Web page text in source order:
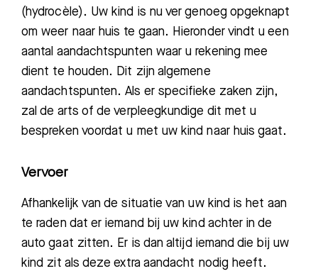
(hydrocèle). Uw kind is nu ver genoeg opgeknapt
om weer naar huis te gaan. Hieronder vindt u een
aantal aandachtspunten waar u rekening mee
dient te houden. Dit zijn algemene
aandachtspunten. Als er specifieke zaken zijn,
zal de arts of de verpleegkundige dit met u
bespreken voordat u met uw kind naar huis gaat.
Vervoer
Afhankelijk van de situatie van uw kind is het aan
te raden dat er iemand bij uw kind achter in de
auto gaat zitten. Er is dan altijd iemand die bij uw
kind zit als deze extra aandacht nodig heeft.